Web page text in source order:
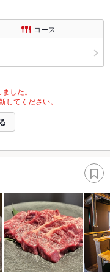
コース
した。
てください。